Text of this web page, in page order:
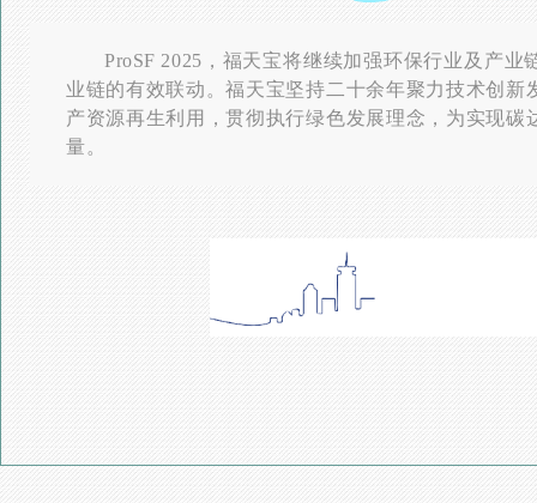
ProSF 2025，福天宝将继续加强环保行业及产
业链的有效联动。福天宝坚持二十余年聚力技术创新
产资源再生利用，贯彻执行绿色发展理念，为实现碳
量。